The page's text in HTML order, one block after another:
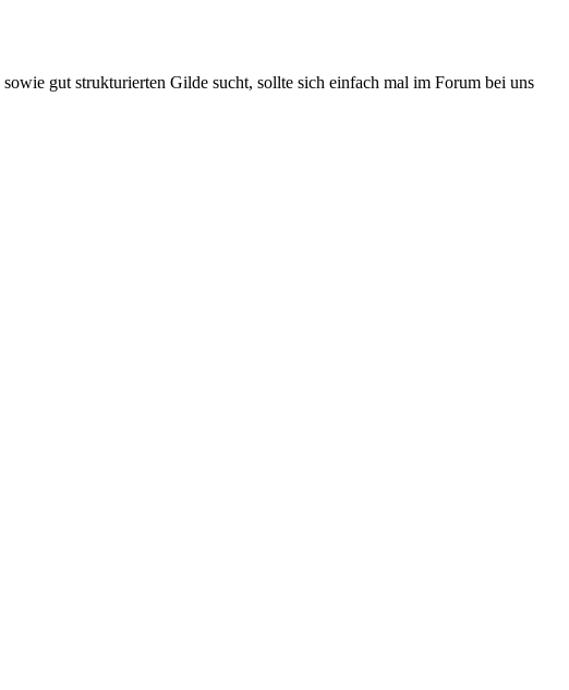
gut strukturierten Gilde sucht, sollte sich einfach mal im Forum bei uns